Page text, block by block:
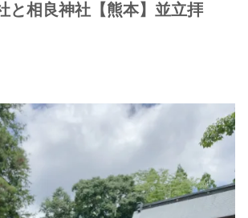
と相良神社【熊本】並立拝